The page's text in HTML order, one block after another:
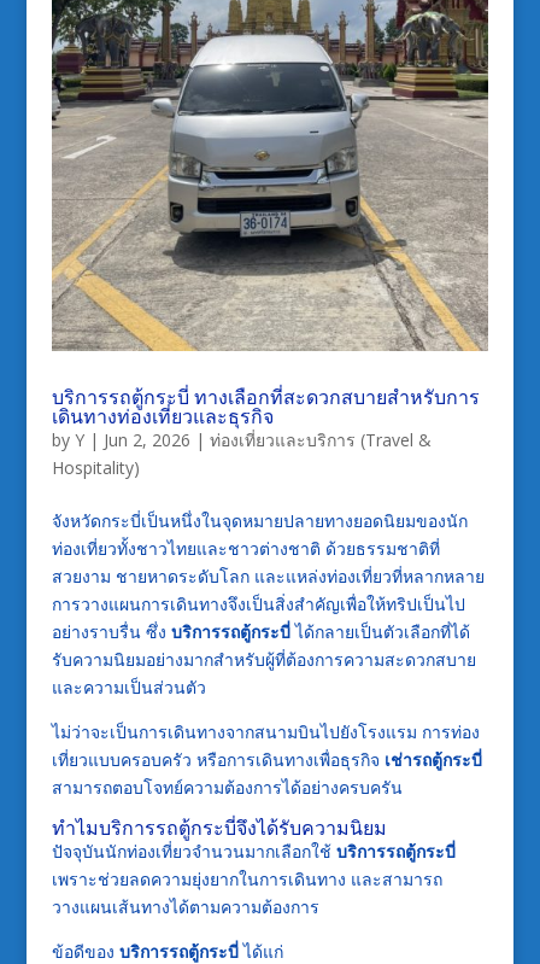
บริการรถตู้กระบี่ ทางเลือกที่สะดวกสบายสำหรับการ
เดินทางท่องเที่ยวและธุรกิจ
by Y| Jun 2, 2026 | ท่องเที่ยวและบริการ (Travel &
Hospitality)
จังหวัดกระบี่เป็นหนึ่งในจุดหมายปลายทางยอดนิยมของนัก
ท่องเที่ยวทั้งชาวไทยและชาวต่างชาติ ด้วยธรรมชาติที่
สวยงาม ชายหาดระดับโลก และแหล่งท่องเที่ยวที่หลากหลาย
การวางแผนการเดินทางจึงเป็นสิ่งสำคัญเพื่อให้ทริปเป็นไป
อย่างราบรื่น ซึ่ง บริการรถตู้กระบี่ได้กลายเป็นตัวเลือกที่ได้
รับความนิยมอย่างมากสำหรับผู้ที่ต้องการความสะดวกสบาย
และความเป็นส่วนตัว
ไม่ว่าจะเป็นการเดินทางจากสนามบินไปยังโรงแรม การท่อง
เที่ยวแบบครอบครัว หรือการเดินทางเพื่อธุรกิจ เช่ารถตู้กระบี่
สามารถตอบโจทย์ความต้องการได้อย่างครบครัน
ทำไมบริการรถตู้กระบี่จึงได้รับความนิยม
ปัจจุบันนักท่องเที่ยวจำนวนมากเลือกใช้ บริการรถตู้กระบี่
เพราะช่วยลดความยุ่งยากในการเดินทาง และสามารถ
วางแผนเส้นทางได้ตามความต้องการ
ข้อดีของ บริการรถตู้กระบี่ได้แก่